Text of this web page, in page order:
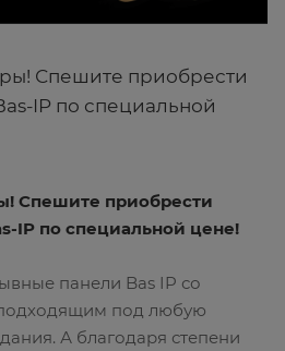
Спешите приобрести
IP по специальной
Спешите приобрести
IP по специальной цене!
панели Bas IP со
под любую
А благодаря степени